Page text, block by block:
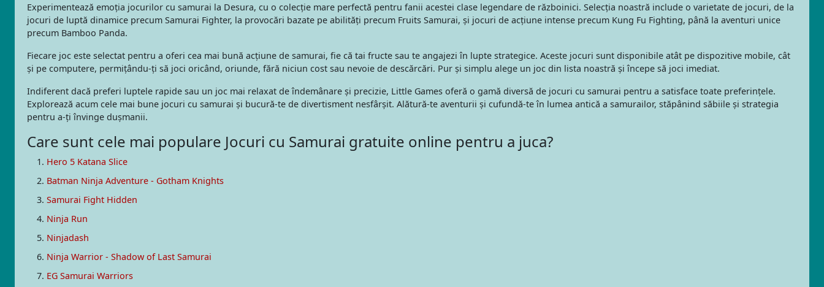
Experimentează emoția jocurilor cu samurai la Desura, cu o colecție mare perfectă pentru fanii acestei clase legendare de războinici. Selecția noastră include o varietate de jocuri, de la
jocuri de luptă dinamice precum Samurai Fighter, la provocări bazate pe abilități precum Fruits Samurai, și jocuri de acțiune intense precum Kung Fu Fighting, până la aventuri unice
precum Bamboo Panda.
Fiecare joc este selectat pentru a oferi cea mai bună acțiune de samurai, fie că tai fructe sau te angajezi în lupte strategice. Aceste jocuri sunt disponibile atât pe dispozitive mobile, cât
și pe computere, permițându-ți să joci oricând, oriunde, fără niciun cost sau nevoie de descărcări. Pur și simplu alege un joc din lista noastră și începe să joci imediat.
Indiferent dacă preferi luptele rapide sau un joc mai relaxat de îndemânare și precizie, Little Games oferă o gamă diversă de jocuri cu samurai pentru a satisface toate preferințele.
Explorează acum cele mai bune jocuri cu samurai și bucură-te de divertisment nesfârșit. Alătură-te aventurii și cufundă-te în lumea antică a samurailor, stăpânind săbiile și strategia
pentru a-ți învinge dușmanii.
Care sunt cele mai populare Jocuri cu Samurai gratuite online pentru a juca?
Hero 5 Katana Slice
Batman Ninja Adventure - Gotham Knights
Samurai Fight Hidden
Ninja Run
Ninjadash
Ninja Warrior - Shadow of Last Samurai
EG Samurai Warriors